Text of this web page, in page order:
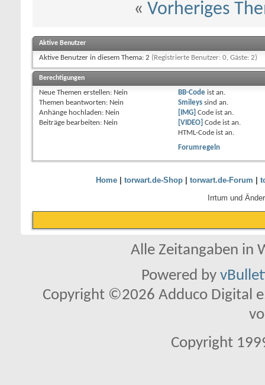
« Vorheriges
Aktive Benutzer
Aktive Benutzer in diesem Thema: 2 (Registrierte Benutzer: 0, Gäste: 2)
Berechtigungen
Neue Themen erstellen: Nein
Themen beantworten: Nein
Anhänge hochladen: Nein
Beiträge bearbeiten: Nein
BB-Codeist an.
Smileyssind an.
[IMG] Code ist an.
[VIDEO] Code ist an.
HTML-Code ist an.
Forumregeln
Home| torwart.de-Shop| torwart.de-Forum
Irrtum und
Alle Zeitangaben in
Powered by
Copyright ©2026 Adduco Digital
Copyright